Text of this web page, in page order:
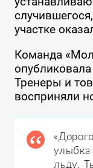
участке
Команда
Тренеры и
восприняли
льду.